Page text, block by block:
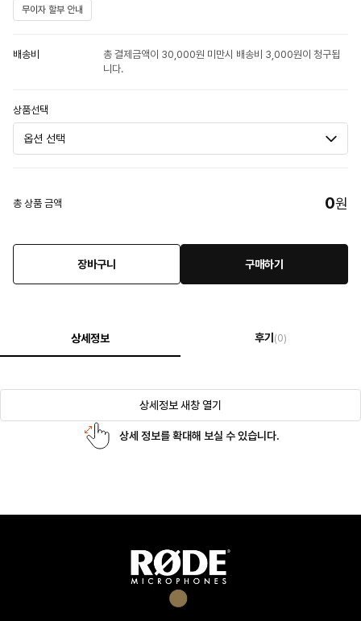
무이자 할부 안내
배송비
총 결제금액이 30,000원 미만시 배송비 3,000원이 청구됩
니다.
상품선택
총 상품 금액 0원
장바구니 구매하기
상세정보 후기 (0)
상세정보 새창 열기
상세 정보를 확대해 보실 수 있습니다.